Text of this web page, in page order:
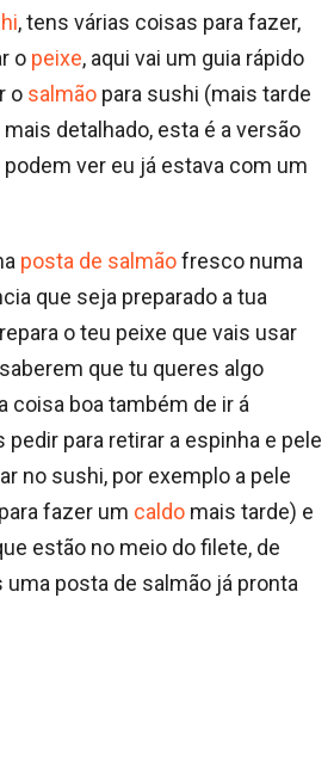
, tens várias coisas para fazer,
o peixe, aqui vai um guia rápido
o salmão para sushi (mais tarde
detalhado, esta é a versão
ver eu já estava com um
posta de salmãofresco numa
que seja preparado a tua
o teu peixe que vais usar
que tu queres algo
coisa boa também de ir á
pedir para retirar a espinha e pele
no sushi, por exemplo a pele
fazer um caldo mais tarde) e
estão no meio do filete, de
posta de salmão já pronta